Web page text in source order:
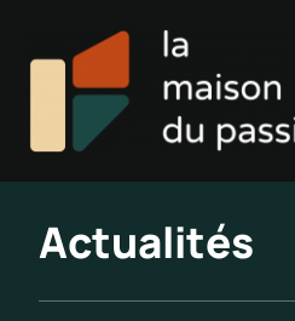
Actualités